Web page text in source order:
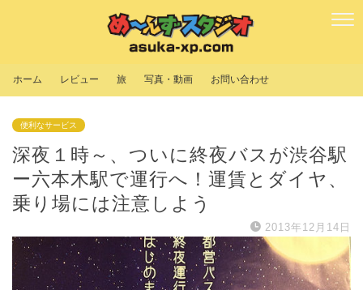
ホーム レビュー 旅 写真・動画 お問い合わせ
便利なサービス
深夜１時～、ついに終夜バスが渋谷駅
ー六本木駅で運行へ！運賃とダイヤ、
乗り場には注意しよう
2013年12月14日